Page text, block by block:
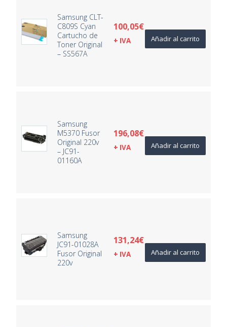
Samsung CLT-
C809S Cyan
Cartucho de
Toner Original
– SS567A
100,05€
+ IVA Añadir al carrito
Samsung
M5370 Fusor
Original 220v
– JC91-
01160A
196,08€
+ IVA Añadir al carrito
Samsung
JC91-01028A
Fusor Original
220v
131,24€
+ IVA Añadir al carrito